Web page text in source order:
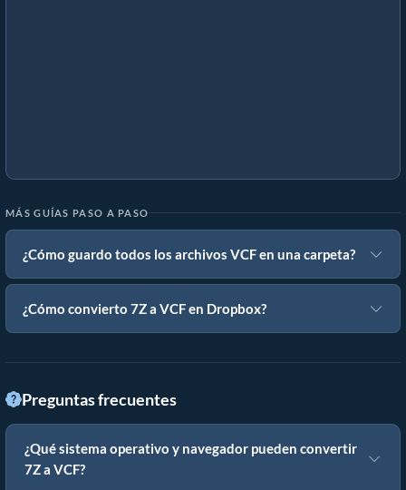
MÁS GUÍAS PASO A PASO
¿Cómo guardo todos los archivos VCF en una carpeta?
¿Cómo convierto 7Z a VCF en Dropbox?
Preguntas frecuentes
¿Qué sistema operativo y navegador pueden convertir
7Z a VCF?